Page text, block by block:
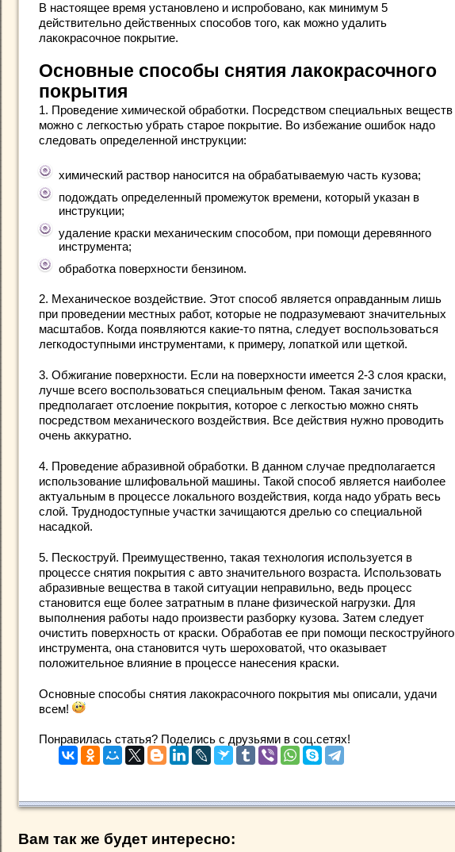
В настоящее время установлено и испробовано, как минимум 5
действительно действенных способов того, как можно удалить
лакокрасочное покрытие.
Основные способы снятия лакокрасочного
покрытия
1. Проведение химической обработки. Посредством специальных веществ
можно с легкостью убрать старое покрытие. Во избежание ошибок надо
следовать определенной инструкции:
химический раствор наносится на обрабатываемую часть кузова;
подождать определенный промежуток времени, который указан в
инструкции;
удаление краски механическим способом, при помощи деревянного
инструмента;
обработка поверхности бензином.
2. Механическое воздействие. Этот способ является оправданным лишь
при проведении местных работ, которые не подразумевают значительных
масштабов. Когда появляются какие-то пятна, следует воспользоваться
легкодоступными инструментами, к примеру, лопаткой или щеткой.
3. Обжигание поверхности. Если на поверхности имеется 2-3 слоя краски,
лучше всего воспользоваться специальным феном. Такая зачистка
предполагает отслоение покрытия, которое с легкостью можно снять
посредством механического воздействия. Все действия нужно проводить
очень аккуратно.
4. Проведение абразивной обработки. В данном случае предполагается
использование шлифовальной машины. Такой способ является наиболее
актуальным в процессе локального воздействия, когда надо убрать весь
слой. Труднодоступные участки зачищаются дрелью со специальной
насадкой.
5. Пескоструй. Преимущественно, такая технология используется в
процессе снятия покрытия с авто значительного возраста. Использовать
абразивные вещества в такой ситуации неправильно, ведь процесс
становится еще более затратным в плане физической нагрузки. Для
выполнения работы надо произвести разборку кузова. Затем следует
очистить поверхность от краски. Обработав ее при помощи пескоструйного
инструмента, она становится чуть шероховатой, что оказывает
положительное влияние в процессе нанесения краски.
Основные способы снятия лакокрасочного покрытия мы описали, удачи
всем!
Понравилась статья? Поделись с друзьями в соц.сетях!
Вам так же будет интересно: